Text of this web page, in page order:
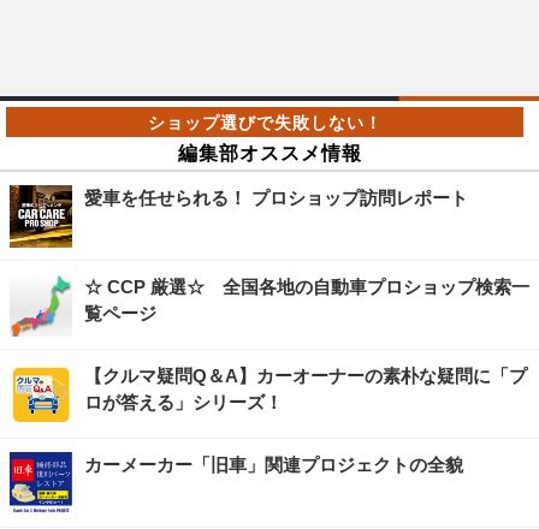
編集部オススメ情報
愛車を任せられる！ プロショップ訪問レポート
☆ CCP 厳選☆ 全国各地の自動車プロショップ検索一
覧ページ
【クルマ疑問Q＆A】カーオーナーの素朴な疑問に「プ
ロが答える」シリーズ！
カーメーカー「旧車」関連プロジェクトの全貌